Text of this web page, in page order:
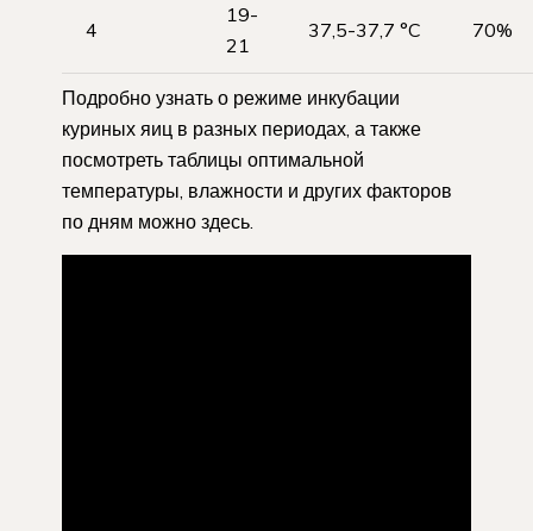
4
19-
21
37,5-37,7 °C 70%
Подробно узнать о режиме инкубации
куриных яиц в разных периодах, а также
посмотреть таблицы оптимальной
температуры, влажности и других факторов
по дням можно здесь.